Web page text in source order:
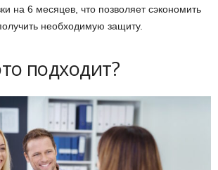
на 6 месяцев, что позволяет сэкономить
необходимую защиту.
подходит?